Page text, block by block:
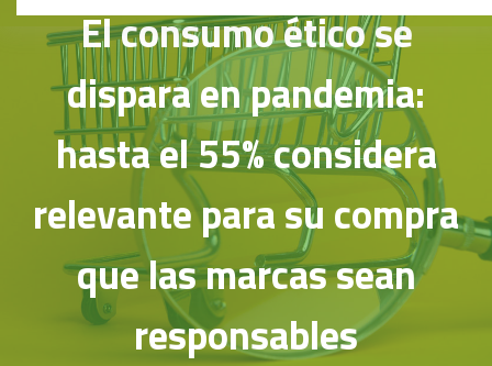
El consumo ético se
dispara en pandemia:
hasta el 55% considera
relevante para su compra
que las marcas sean
responsables